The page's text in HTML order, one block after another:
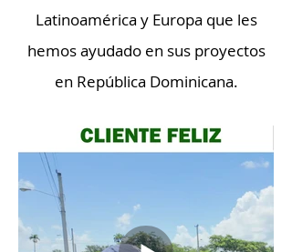
Latinoamérica y Europa que les
hemos ayudado en sus proyectos
en República Dominicana.